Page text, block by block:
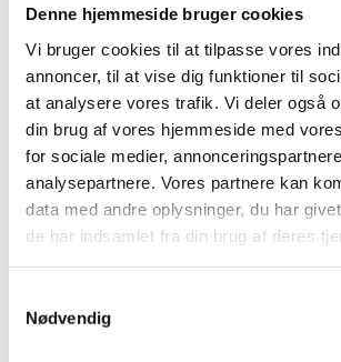
Denne hjemmeside bruger cookies
Vi bruger cookies til at tilpasse vores
annoncer, til at vise dig funktioner til
at analysere vores trafik. Vi deler også
din brug af vores hjemmeside med
for sociale medier,
analysepartnere. Vores partnere kan
data med andre oplysninger, du har
de har indsamlet fra din brug af deres
Nødvendig
Valget af Hans Natorp betyder
afgående formand Niels Nygaard.
posten forlader Nygaard posten i
alligevel i familien, da han
en anden vigtig rolle i dansk sport
for DIF og Team Danmarks
Sport One Danmark.
- Niels Nygaards indsats for
været helt enestående. De fleste
både stærke og svage sider, men